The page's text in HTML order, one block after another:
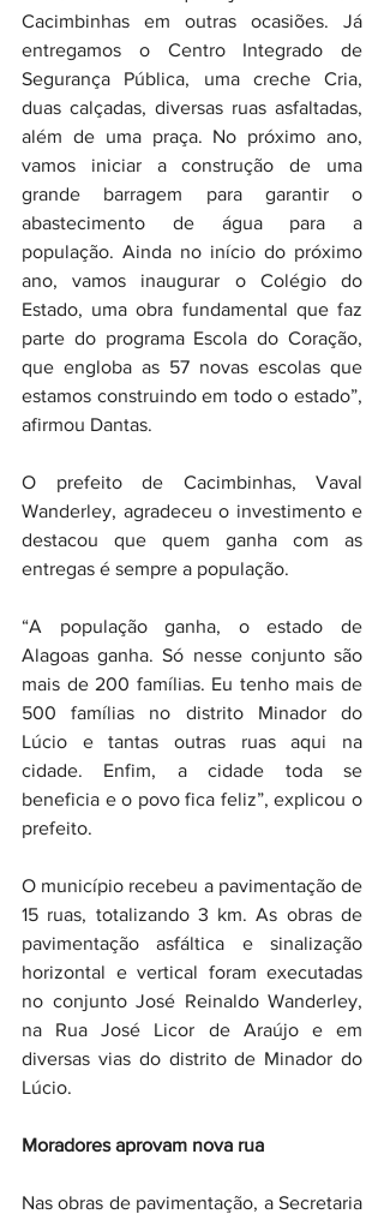
Cacimbinhas em outras ocasiões. Já
entregamos o Centro Integrado de
Segurança Pública, uma creche Cria,
duas calçadas, diversas ruas asfaltadas,
além de uma praça. No próximo ano,
vamos iniciar a construção de uma
grande barragem para garantir o
abastecimento de água para a
população. Ainda no início do próximo
ano, vamos inaugurar o Colégio do
Estado, uma obra fundamental que faz
parte do programa Escola do Coração,
que engloba as 57 novas escolas que
estamos construindo em todo o estado”,
afirmou Dantas.
O prefeito de Cacimbinhas, Vaval
Wanderley, agradeceu o investimento e
destacou que quem ganha com as
entregas é sempre a população.
“A população ganha, o estado de
Alagoas ganha. Só nesse conjunto são
mais de 200 famílias. Eu tenho mais de
500 famílias no distrito Minador do
Lúcio e tantas outras ruas aqui na
cidade. Enfim, a cidade toda se
beneficia e o povo fica feliz”, explicou o
prefeito.
O município recebeu a pavimentação de
15 ruas, totalizando 3 km. As obras de
pavimentação asfáltica e sinalização
horizontal e vertical foram executadas
no conjunto José Reinaldo Wanderley,
na Rua José Licor de Araújo e em
diversas vias do distrito de Minador do
Lúcio.
Moradores aprovam nova rua
Nas obras de pavimentação, a Secretaria